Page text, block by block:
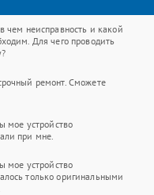
чем неисправность и какой
Для чего проводить
ремонт. Сможете
мое устройство
при мне.
мое устройство
только оригинальными